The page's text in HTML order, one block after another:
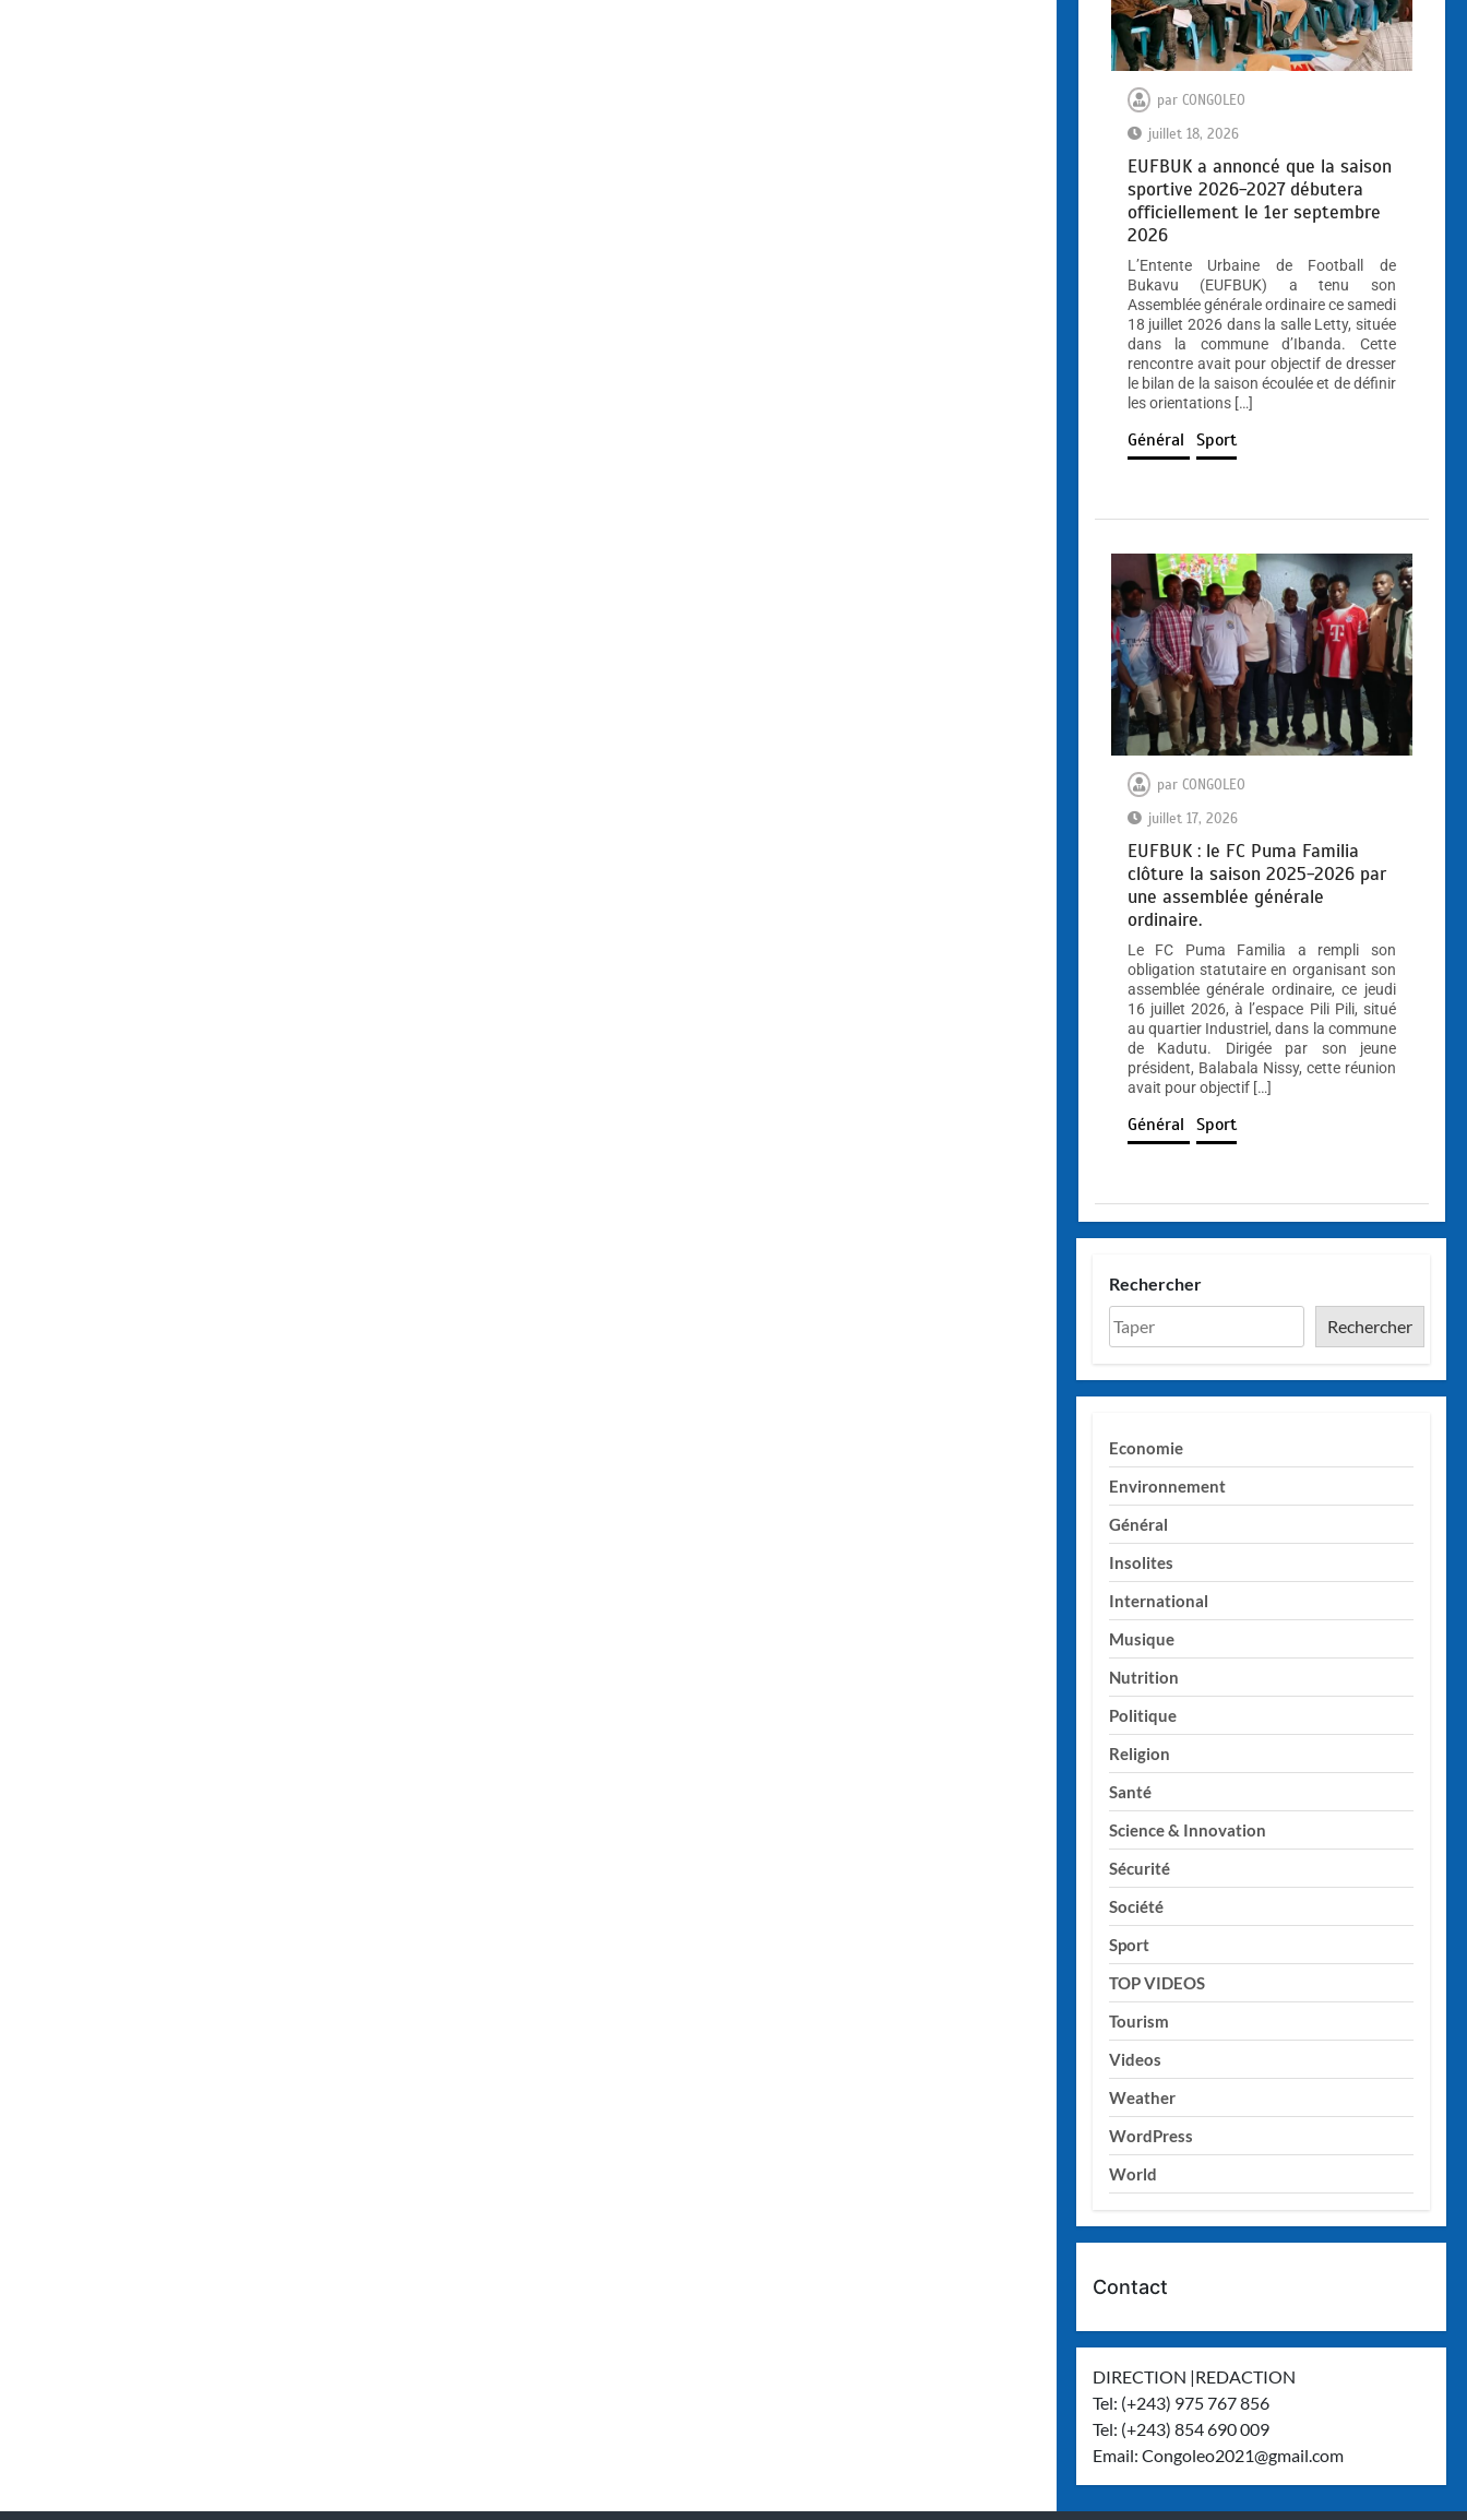
par CONGOLEO
juillet 18, 2026
EUFBUK a annoncé que la saison
sportive 2026-2027 débutera
officiellement le 1er septembre
2026
L’Entente Urbaine de Football de
Bukavu (EUFBUK) a tenu son
Assemblée générale ordinaire ce samedi
18 juillet 2026 dans la salle Letty, située
dans la commune d’Ibanda. Cette
rencontre avait pour objectif de dresser
le bilan de la saison écoulée et de définir
les orientations […]
Général Sport
par CONGOLEO
juillet 17, 2026
EUFBUK : le FC Puma Familia
clôture la saison 2025-2026 par
une assemblée générale
ordinaire.
Le FC Puma Familia a rempli son
obligation statutaire en organisant son
assemblée générale ordinaire, ce jeudi
16 juillet 2026, à l’espace Pili Pili, situé
au quartier Industriel, dans la commune
de Kadutu. Dirigée par son jeune
président, Balabala Nissy, cette réunion
avait pour objectif […]
Général Sport
Rechercher
Rechercher
Economie
Environnement
Général
Insolites
International
Musique
Nutrition
Politique
Religion
Santé
Science & Innovation
Sécurité
Société
Sport
TOP VIDEOS
Tourism
Videos
Weather
WordPress
World
Contact
DIRECTION |REDACTION
Tel: (+243) 975 767 856
Tel: (+243) 854 690 009
Email:Congoleo2021@gmail.com